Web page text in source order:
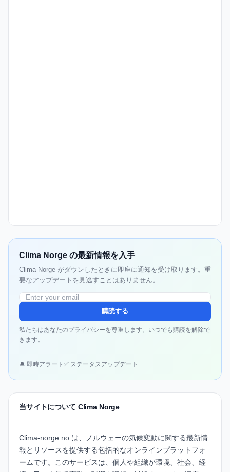
Clima Norge の最新情報を入手
Clima Norge がダウンしたときに即座に通知を受け取ります。重
要なアップデートを見逃すことはありません。
購読する
私たちはあなたのプライバシーを尊重します。いつでも購読を解除で
きます。
🔔 即時アラート ✅ ステータスアップデート
当サイトについて Clima Norge
Clima-norge.no は、ノルウェーの気候変動に関する最新情
報とリソースを提供する包括的なオンラインプラットフォ
ームです。このサービスは、個人や組織が環境、社会、経